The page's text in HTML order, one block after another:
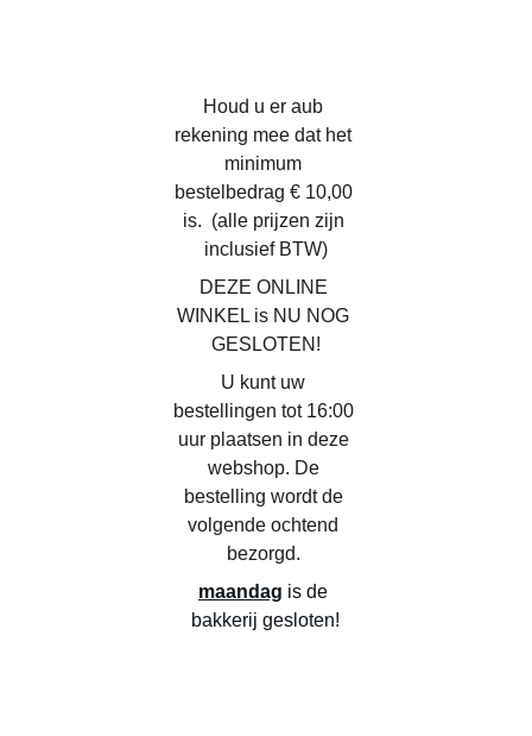
Houd u er aub
rekening mee dat het
minimum
bestelbedrag € 10,00
is.  (alle prijzen zijn
inclusief BTW)
DEZE ONLINE
WINKEL is NU NOG
GESLOTEN!
U kunt uw
bestellingen tot 16:00
uur plaatsen in deze
webshop. De
bestelling wordt de
volgende ochtend
bezorgd.
maandag is de
bakkerij gesloten!